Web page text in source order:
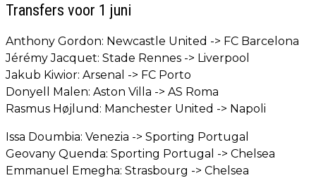
Transfers voor 1 juni
Anthony Gordon: Newcastle United -> FC Barcelona
Jérémy Jacquet: Stade Rennes -> Liverpool
Jakub Kiwior: Arsenal -> FC Porto
Donyell Malen: Aston Villa -> AS Roma
Rasmus Højlund: Manchester United -> Napoli
Issa Doumbia: Venezia -> Sporting Portugal
Geovany Quenda: Sporting Portugal -> Chelsea
Emmanuel Emegha: Strasbourg -> Chelsea